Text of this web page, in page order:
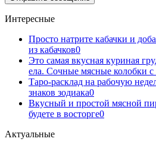
Интересные
Просто натрите кабачки и
из кабачков0
Это самая вкусная куриная
ела. Сочные мясные колобки с
Таро-расклад на рабочую
знаков зодиака0
Вкусный и простой мясной
будете в восторге0
Актуальные